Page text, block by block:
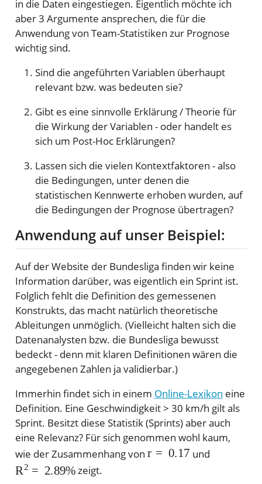
in die Daten eingestiegen. Eigentlich möchte ich
aber 3 Argumente ansprechen, die für die
Anwendung von Team-Statistiken zur Prognose
wichtig sind.
Sind die angeführten Variablen überhaupt
relevant bzw. was bedeuten sie?
Gibt es eine sinnvolle Erklärung / Theorie für
die Wirkung der Variablen - oder handelt es
sich um Post-Hoc Erklärungen?
Lassen sich die vielen Kontextfaktoren - also
die Bedingungen, unter denen die
statistischen Kennwerte erhoben wurden, auf
die Bedingungen der Prognose übertragen?
Anwendung auf unser Beispiel:
Auf der Website der Bundesliga finden wir keine
Information darüber, was eigentlich ein Sprint ist.
Folglich fehlt die Definition des gemessenen
Konstrukts, das macht natürlich theoretische
Ableitungen unmöglich. (Vielleicht halten sich die
Datenanalysten bzw. die Bundesliga bewusst
bedeckt - denn mit klaren Definitionen wären die
angegebenen Zahlen ja validierbar.)
Immerhin findet sich in einem Online-Lexikon eine
Definition. Eine Geschwindigkeit > 30 km/h gilt als
Sprint. Besitzt diese Statistik (Sprints) aber auch
eine Relevanz? Für sich genommen wohl kaum,
wie der Zusammenhang von
r=0.17
und
R2=2.89%
zeigt.